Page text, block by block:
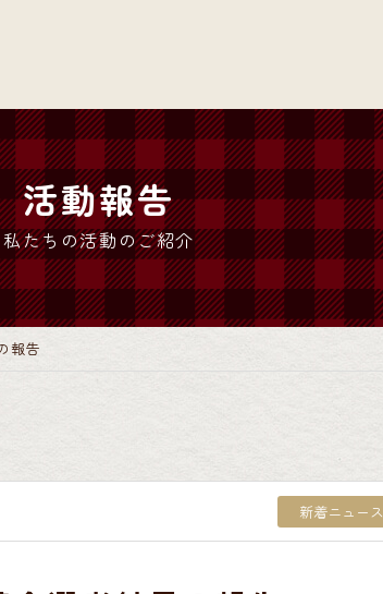
活動報告
私たちの活動のご紹介
報告
新着ニュース